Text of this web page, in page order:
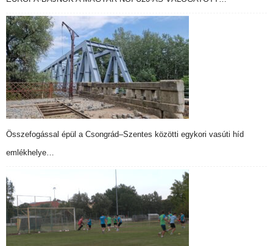
Összefogással épül a Csongrád–Szentes közötti egykori vasúti híd
emlékhelye…